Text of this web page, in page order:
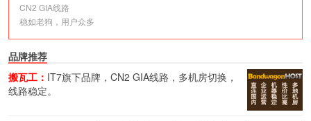
CN2 GIA线路
稳如老狗，用户众多
品牌推荐
搬瓦工： IT7旗下品牌，CN2 GIA线路，多机房切换，
线路稳定。